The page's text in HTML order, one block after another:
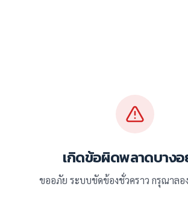
เกิดข้อผิดพลาดบางอ
ขออภัย ระบบขัดข้องชั่วคราว กรุณาลอ